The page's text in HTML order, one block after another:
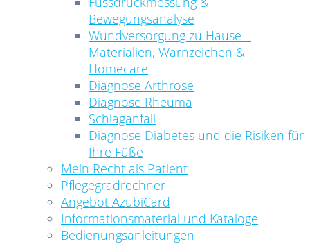
Bewegungsanalyse
Wundversorgung zu Hause –
Materialien, Warnzeichen &
Homecare
Diagnose Arthrose
Diagnose Rheuma
Schlaganfall
Diagnose Diabetes und die Risiken für
Ihre Füße
Mein Recht als Patient
Pflegegradrechner
Angebot AzubiCard
Informationsmaterial und Kataloge
Bedienungsanleitungen